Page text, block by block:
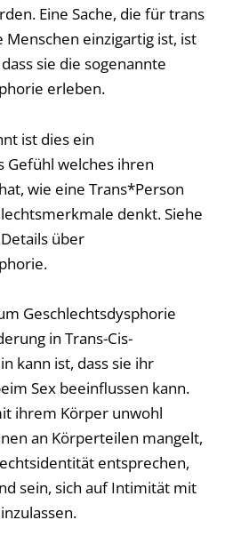
Eine Sache, die für trans
Menschen einzigartig ist, ist
sie die sogenannte
erleben.
ist dies ein
Gefühl welches ihren
wie eine Trans*Person
denkt. Siehe
über
Geschlechtsdysphorie
in Trans-Cis-
kann ist, dass sie ihr
Sex beeinflussen kann.
ihrem Körper unwohl
an Körperteilen mangelt,
entsprechen,
sein, sich auf Intimität mit